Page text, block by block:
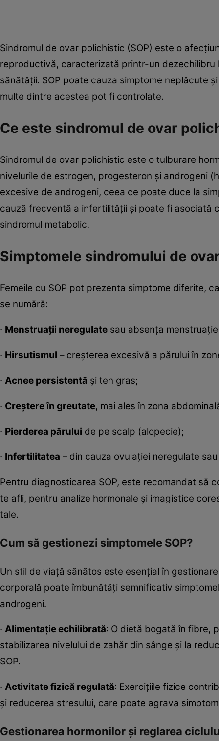
Sindromul de ovar polichistic (SOP) este o
reproductivă, caracterizată printr-un
sănătății. SOP poate cauza simptome neplăcute
multe dintre acestea pot fi controlate.
Ce este sindromul de ovar
Sindromul de ovar polichistic este o tulburare
nivelurile de estrogen, progesteron și androgeni
excesive de androgeni, ceea ce poate duce la
cauză frecventă a infertilității și poate fi asociată
sindromul metabolic.
Simptomele sindromului de
Femeile cu SOP pot prezenta simptome diferite,
se numără:
· Menstruații neregulate sau absența
· Hirsutismul – creșterea excesivă a părului în
· Acnee persistentă și ten gras;
· Creștere în greutate, mai ales în zona
· Pierderea părului de pe scalp (alopecie);
· Infertilitatea – din cauza ovulației neregulate
Pentru diagnosticarea SOP, este recomandat să
te afli, pentru analize hormonale și imagistice
tale.
Cum să gestionezi simptomele SOP?
Un stil de viață sănătos este esențial în
corporală poate îmbunătăți semnificativ
androgeni.
· Alimentație echilibrată: O dietă bogată în fibre,
stabilizarea nivelului de zahăr din sânge și la
SOP.
· Activitate fizică regulată: Exercițiile fizice
și reducerea stresului, care poate agrava
Gestionarea hormonilor și reglarea